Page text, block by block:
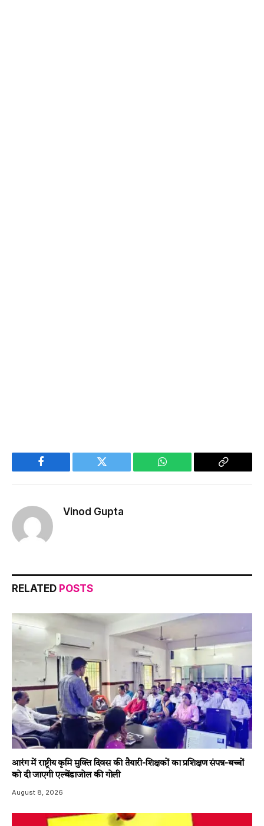
Facebook Twitter WhatsApp
Copy
Vinod Gupta
RELATED POSTS
आरंग में राष्ट्रीय कृमि मुक्ति दिवस की तैयारी-शिक्षकों का प्रशिक्षण संपन्न-बच्चों
को दी जाएगी एल्बेंडाजोल की गोली
August 8, 2026